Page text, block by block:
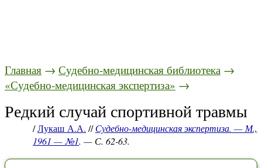
Главная → Судебно-медицинская библиотека →
«Судебно-медицинская экспертиза» →
Редкий случай спортивной травмы
/Лукаш А.А. //Судебно-медицинская экспертиза. — М.,
1961 — №1. — С. 62-63.